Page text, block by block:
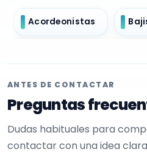
Acordeonistas
ANTES DE CONTACTAR
Preguntas
Dudas habituales para
contactar con una idea